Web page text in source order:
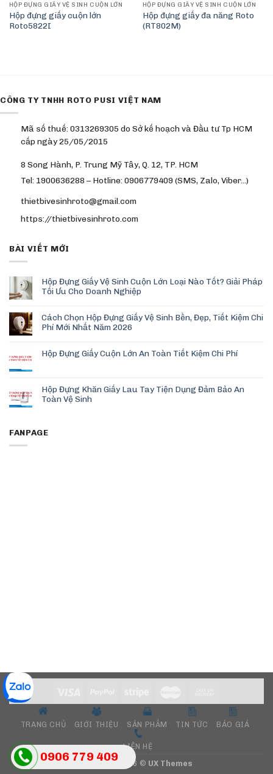
0906 779 409
HỘP ĐỰNG GIẤY VỆ SINH CUỘN LỚN
Hộp đựng giấy cuộn lớn
Roto5822I
HỘP ĐỰNG GIẤY VỆ SINH CUỘN LỚN
Hộp đựng giấy đa năng Roto
(RT802M)
CÔNG TY TNHH ROTO PUSI VIỆT NAM
Mã số thuế: 0313269305 do Sở kế hoạch và Đầu tư Tp HCM
cấp ngày 25/05/2015
8 Song Hành, P. Trung Mỹ Tây, Q. 12, TP. HCM
Tel: 1900636288 – Hotline: 0906779409 (SMS, Zalo, Viber…)
thietbivesinhroto@gmail.com
https://thietbivesinhroto.com
BÀI VIẾT MỚI
Hộp Đựng Giấy Vệ Sinh Cuộn Lớn Loại Nào Tốt? Giải Pháp
Tối Ưu Cho Doanh Nghiệp
Cách Chọn Hộp Đựng Giấy Vệ Sinh Bền, Đẹp, Tiết Kiệm Chi
Phí Mới Nhất Năm 2026
Hộp Đựng Giấy Cuộn Lớn An Toàn Tiết Kiệm Chi Phí
Hộp Đựng Khăn Giấy Lau Tay Tiện Dụng Đảm Bảo An
Toàn Vệ Sinh
FANPAGE
TRANG CHỦ GIỚI THIỆU SẢN PHẨM TIN TỨC BÁO GIÁ
LIÊN HỆ
Copyright 2026 © UX Themes